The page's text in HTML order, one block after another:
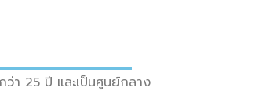
า 25 ปี และเป็นศูนย์กลาง